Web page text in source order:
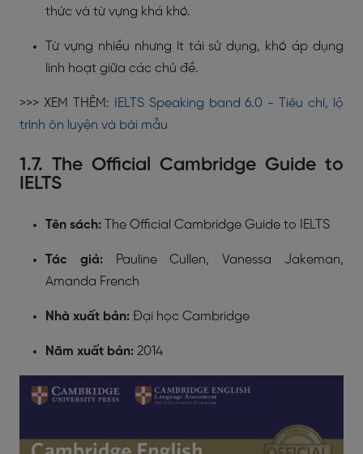
thức và từ vựng khá khó.
Từ vựng nhiều nhưng ít tái sử dụng, khó áp dụng
linh hoạt giữa các chủ đề.
>>> XEM THÊM:
IELTS Speaking band 6.0 - Tiêu chí, lộ
trình ôn luyện và bài mẫu
1.7. The Official Cambridge Guide to
IELTS
Tên sách: The Official Cambridge Guide to IELTS
Tác giả:
Pauline Cullen, Vanessa Jakeman,
Amanda French
Nhà xuất bản: Đại học Cambridge
Năm xuất bản: 2014